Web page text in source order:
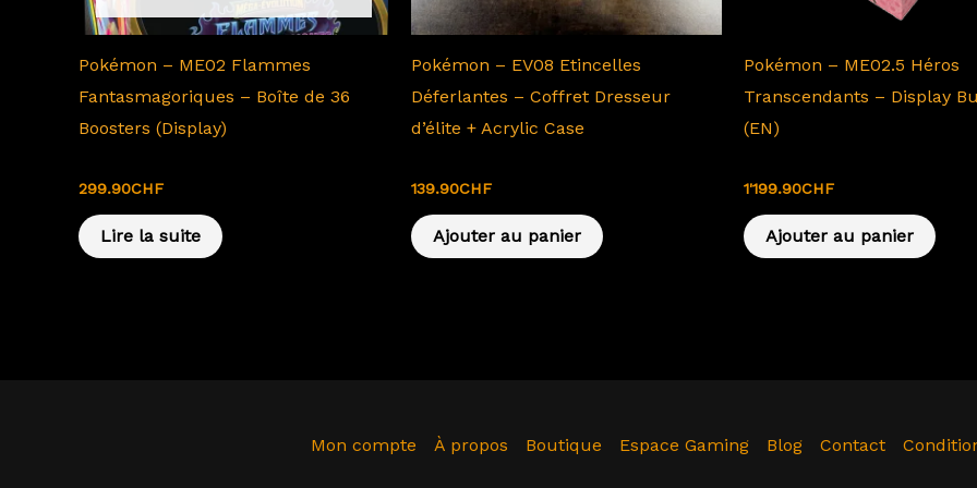
Pokémon – ME02 Flammes
Fantasmagoriques – Boîte de 36
Boosters (Display)
299.90CHF
Lire la suite
Pokémon – EV08 Etincelles
Déferlantes – Coffret Dresseur
d’élite + Acrylic Case
139.90CHF
Ajouter au panier
Pokémon – ME02.5 Héros
Transcendants – Display
(EN)
1'199.90CHF
Ajouter au panier
Mon compte À propos Boutique Espace Gaming Blog Contact